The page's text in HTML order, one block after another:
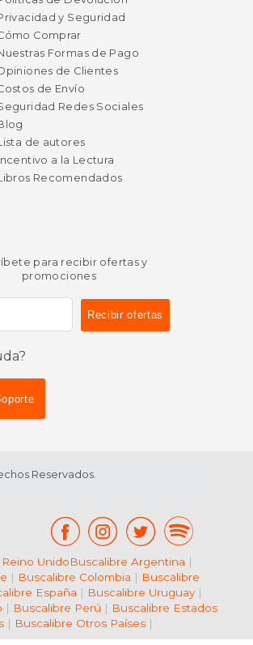
y Seguridad
Comprar
Formas de Pago
de Clientes
de Envío
Redes Sociales
de autores
a la Lectura
Recomendados
para recibir ofertas y
promociones
Reservados.
UnidoBuscalibre Argentina |
| Buscalibre Colombia | Buscalibre
España | Buscalibre Uruguay|
| Buscalibre Perú | Buscalibre Estados
| Buscalibre Otros Países|